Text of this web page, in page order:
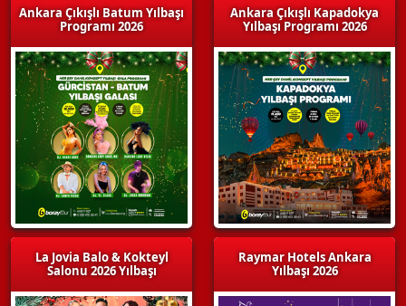
Ankara Çıkışlı Batum Yılbaşı
Programı 2026
La Jovia Balo & Kokteyl
Salonu 2026 Yılbaşı
Ankara Çıkışlı Kapadokya
Yılbaşı Programı 2026
Raymar Hotels Ankara
Yılbaşı 2026